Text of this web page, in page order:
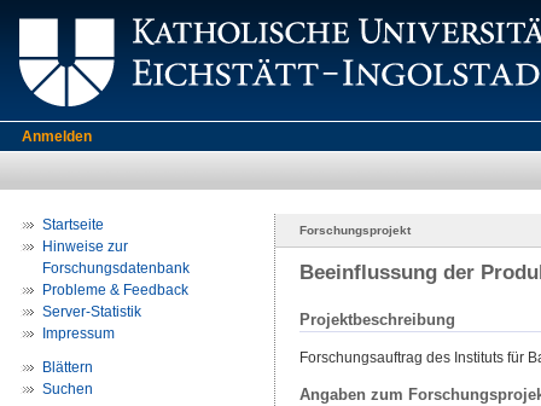
Anmelden
Startseite
Hinweise zur
Forschungsdatenbank
Probleme & Feedback
Server-Statistik
Impressum
Blättern
Suchen
Forschungsprojekt
Beeinflussung der
Projektbeschreibung
Forschungsauftrag des Instituts für
Angaben zum